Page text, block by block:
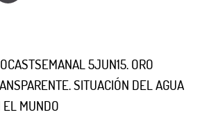
5JUN15. ORO
SITUACIÓN DEL AGUA
EL MUNDO